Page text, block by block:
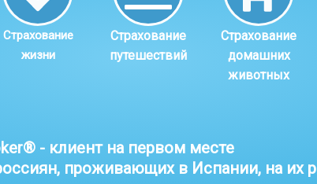
Страхование
жизни
Страхование
путешествий
Страхование
домашних
животных
- клиент на первом месте
проживающих в Испании, на их